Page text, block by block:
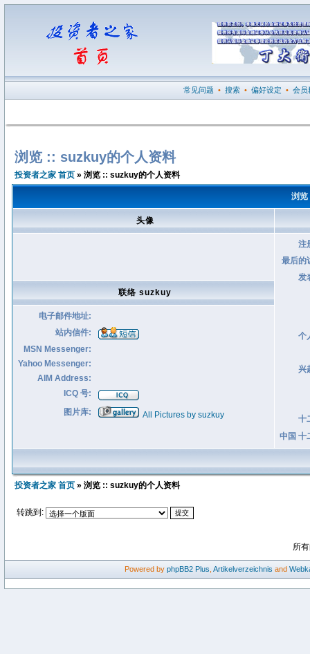
常见问题 • 搜索 • 偏好设定 • 会员
浏览 :: suzkuy的个人资料
投资者之家 首页 » 浏览 :: suzkuy的个人资料
浏
头像
注
最后的
发
个
兴
十
中国 十
联络 suzkuy
电子邮件地址:
站内信件:
MSN Messenger:
Yahoo Messenger:
AIM Address:
ICQ 号:
图片库:
All Pictures by suzkuy
投资者之家 首页 » 浏览 :: suzkuy的个人资料
转跳到:
所
Powered by phpBB2 Plus Artikelverzeichnis and